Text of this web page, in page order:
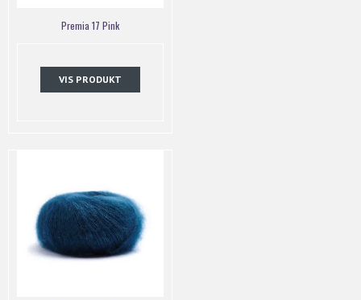
Premia 17 Pink
VIS PRODUKT